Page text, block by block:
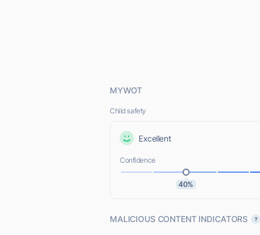
MYWOT
Child safety
Excellent
Confidence
40%
MALICIOUS CONTENT INDICATORS